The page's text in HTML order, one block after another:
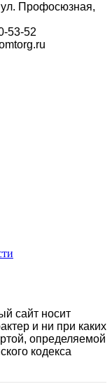
ул. Профосюзная,
53-52
сайт носит
и ни при каких
определяемой
кодекса